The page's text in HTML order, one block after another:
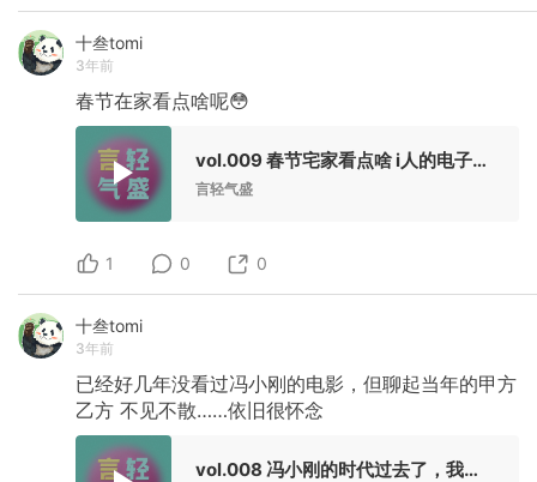
十叁tomi
3年前
春节在家看点啥呢😳
vol.009 春节宅家看点啥 i人的电子榨菜推荐
言轻气盛
1 0 0
十叁tomi
3年前
已经好几年没看过冯小刚的电影，但聊起当年的甲方
乙方 不见不散……依旧很怀念
vol.008 冯小刚的时代过去了，我们很怀念它